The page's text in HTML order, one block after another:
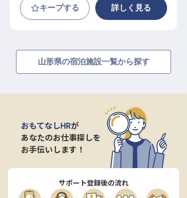
キープする 詳しく見る
山形県の宿泊施設一覧から探す
おもてなしHRが
あなたのお仕事探しを
お手伝いします！
サポート登録後の流れ